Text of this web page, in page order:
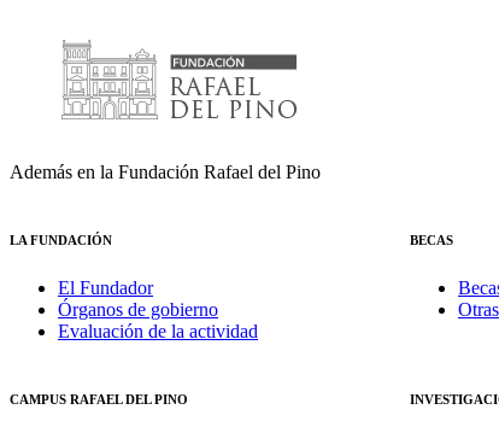
Además en la Fundación Rafael del Pino
LA FUNDACIÓN
El Fundador
Órganos de gobierno
Evaluación de la actividad
BECAS
CAMPUS RAFAEL DEL PINO